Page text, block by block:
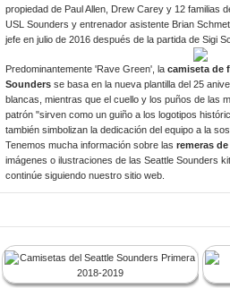
propiedad de Paul Allen, Drew Carey y 12 familias
USL Sounders y entrenador asistente Brian
jefe en julio de 2016 después de la partida de Sigi
Predominantemente 'Rave Green', la camiseta de
Soundersse basa en la nueva plantilla del 25
blancas, mientras que el cuello y los puños de las
patrón "sirven como un guiño a los logotipos
también simbolizan la dedicación del equipo a la
Tenemos mucha información sobre las remeras
imágenes o ilustraciones de las Seattle Sounders
continúe siguiendo nuestro sitio web.